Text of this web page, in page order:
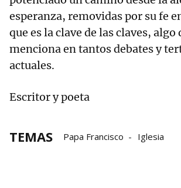
esperanza, removidas por su fe
que es la clave de las claves, algo
menciona en tantos debates y
actuales.
Escritor y poeta
TEMAS Papa Francisco Iglesia